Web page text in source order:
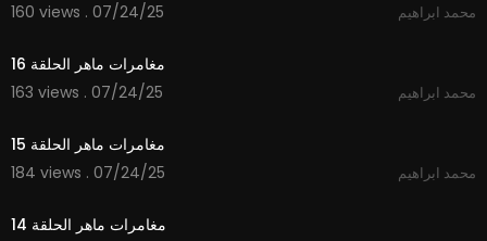
160 views . 07/24/25
محمد ابراهيم
مغامرات ماهر الحلقة 16
163 views . 07/24/25
محمد ابراهيم
مغامرات ماهر الحلقة 15
184 views . 07/24/25
محمد ابراهيم
مغامرات ماهر الحلقة 14